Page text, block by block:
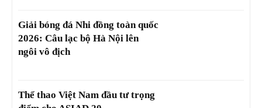
Giải bóng đá Nhi đồng toàn quốc
2026: Câu lạc bộ Hà Nội lên
ngôi vô địch
Thể thao Việt Nam đầu tư trọng